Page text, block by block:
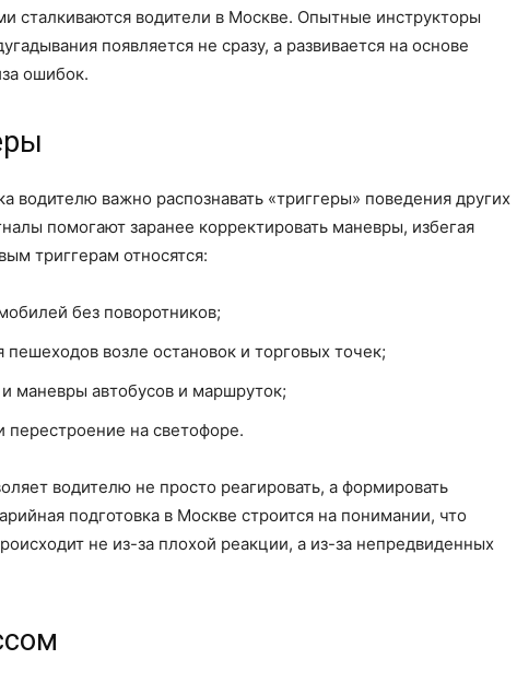
сталкиваются водители в Москве. Опытные инструкторы
появляется не сразу, а развивается на основе
ошибок.
водителю важно распознавать «триггеры» поведения других
помогают заранее корректировать маневры, избегая
триггерам относятся:
без поворотников;
возле остановок и торговых точек;
маневры автобусов и маршруток;
перестроение на светофоре.
водителю не просто реагировать, а формировать
подготовка в Москве строится на понимании, что
не из-за плохой реакции, а из-за непредвиденных